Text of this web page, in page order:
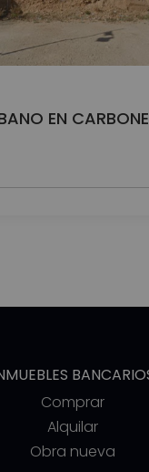
EN
Comprar
Alquilar
Obra nueva